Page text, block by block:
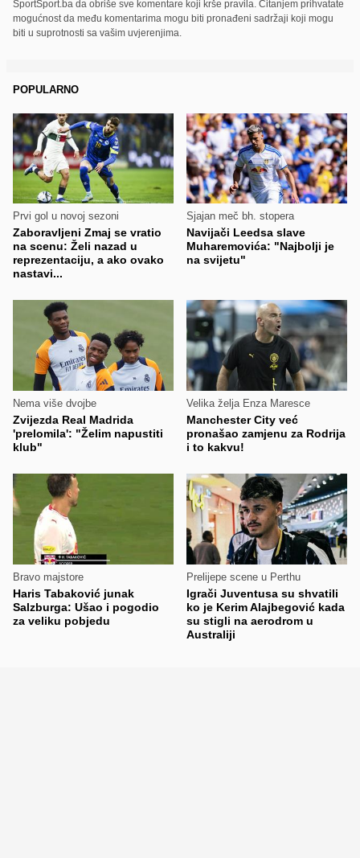
SportSport.ba da obriše sve komentare koji krše pravila. Čitanjem prihvatate
mogućnost da među komentarima mogu biti pronađeni sadržaji koji mogu
biti u suprotnosti sa vašim uvjerenjima.
POPULARNO
Prvi gol u novoj sezoni
Zaboravljeni Zmaj se vratio
na scenu: Želi nazad u
reprezentaciju, a ako ovako
nastavi...
Sjajan meč bh. stopera
Navijači Leedsa slave
Muharemovića: "Najbolji je
na svijetu"
Nema više dvojbe
Zvijezda Real Madrida
'prelomila': "Želim napustiti
klub"
Velika želja Enza Maresce
Manchester City već
pronašao zamjenu za Rodrija
i to kakvu!
Bravo majstore
Haris Tabaković junak
Salzburga: Ušao i pogodio
za veliku pobjedu
Prelijepe scene u Perthu
Igrači Juventusa su shvatili
ko je Kerim Alajbegović kada
su stigli na aerodrom u
Australiji